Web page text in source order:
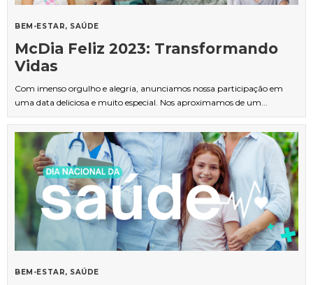
BEM-ESTAR SAÚDE
McDia Feliz 2023: Transformando
Vidas
Com imenso orgulho e alegria, anunciamos nossa participação em
uma data deliciosa e muito especial. Nos aproximamos de um...
BEM-ESTAR SAÚDE